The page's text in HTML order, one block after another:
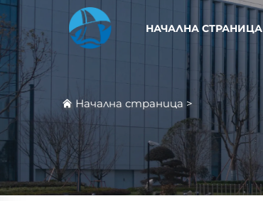
НАЧАЛНА СТРАНИЦА
Начална страница >